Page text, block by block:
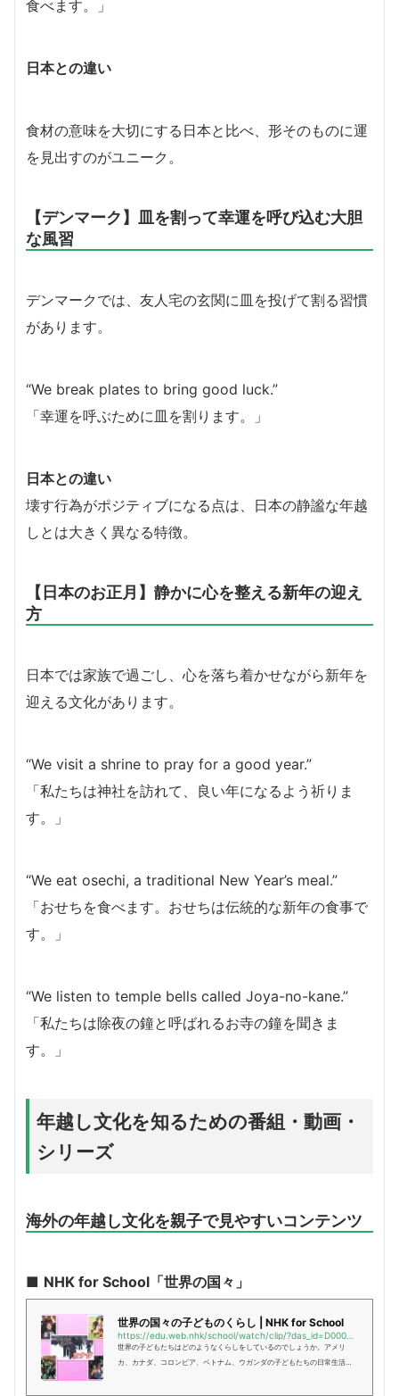
食べます。」
日本との違い
食材の意味を大切にする日本と比べ、形そのものに運
を見出すのがユニーク。
【デンマーク】皿を割って幸運を呼び込む大胆
な風習
デンマークでは、友人宅の玄関に皿を投げて割る習慣
があります。
“We break plates to bring good luck.”
「幸運を呼ぶために皿を割ります。」
日本との違い
壊す行為がポジティブになる点は、日本の静謐な年越
しとは大きく異なる特徴。
【日本のお正月】静かに心を整える新年の迎え
方
日本では家族で過ごし、心を落ち着かせながら新年を
迎える文化があります。
“We visit a shrine to pray for a good year.”
「私たちは神社を訪れて、良い年になるよう祈りま
す。」
“We eat osechi, a traditional New Year’s meal.”
「おせちを食べます。おせちは伝統的な新年の食事で
す。」
“We listen to temple bells called Joya-no-kane.”
「私たちは除夜の鐘と呼ばれるお寺の鐘を聞きま
す。」
年越し文化を知るための番組・動画・
シリーズ
海外の年越し文化を親子で見やすいコンテンツ
■ NHK for School「世界の国々」
世界の国々の子どものくらし | NHK for School
世界の子どもたちはどのようなくらしをしているのでしょうか。アメリ
カ、カナダ、コロンビア、ベトナム、ウガンダの子どもたちの日常生活を